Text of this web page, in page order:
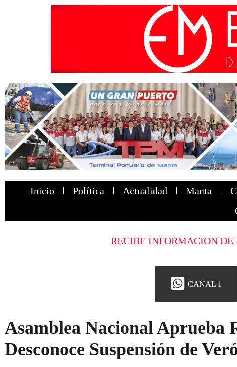
Inicio Política Actualidad Manta
RECIBE INFORMACION
CANAL 1
Asamblea Nacional Aprueba
Desconoce Suspensión de